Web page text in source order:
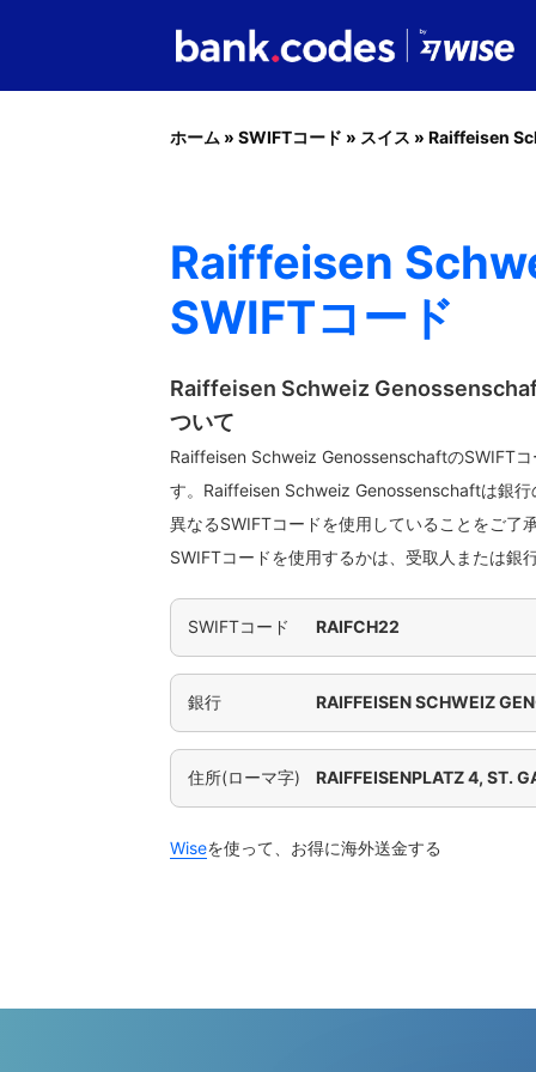
ホーム » SWIFTコード » スイス » Raiffeisen
Raiffeisen
SWIFTコード
Raiffeisen Schweiz
ついて
Raiffeisen Schweiz GenossenschaftのSWIFTコ
す。Raiffeisen Schweiz Genossenschaftは銀行
異なるSWIFTコードを使用していることをご了
SWIFTコードを使用するかは、受取人または銀
SWIFTコード RAIFCH22
銀行 RAIFFEISEN SCHWEIZ
住所(ローマ字) RAIFFEISENPLATZ 4, ST.
Wiseを使って、お得に海外送金する